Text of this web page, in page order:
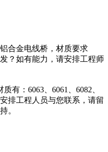
合金电线桥，材质要求
？如有能力，请安排工程师
有：6063、6061、6082、
排工程人员与您联系，请留
。